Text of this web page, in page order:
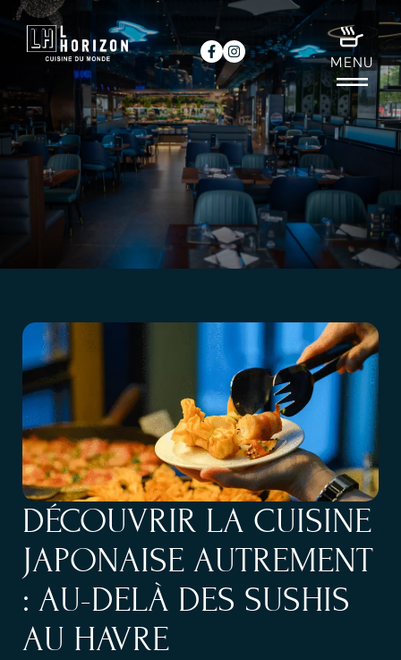
principal
MENU
DÉCOUVRIR LA CUISINE
JAPONAISE AUTREMENT
: AU-DELÀ DES SUSHIS
AU HAVRE